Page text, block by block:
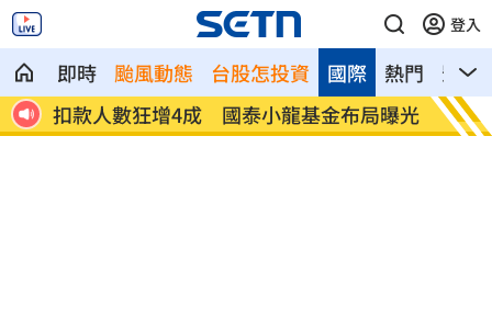
登入
即時 颱風動態 台股怎投資 熱門 影音
國際
12
扣款人數狂增4成 國泰小龍基金布局曝光 車是
費